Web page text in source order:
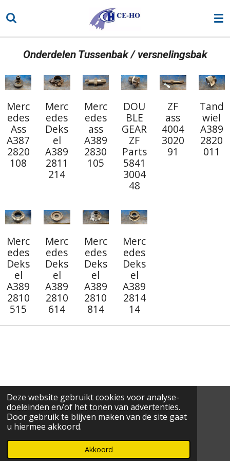
Deze website gebruikt cookies voor analyse-
doeleinden en/of het tonen van advertenties.
Door gebruik te blijven maken van de site gaat
u hiermee akkoord.
Akkoord
direct
naar
hoofdinhoud
Onderdelen Tussenbak / versnelingsbak
Merc
edes
Ass
A387
2820
108
Merc
edes
Deks
el
A389
2811
214
Merc
edes
ass
A389
2830
105
DOU
BLE
GEAR
ZF
Parts
5841
3004
48
ZF
ass
4004
3020
91
Tand
wiel
A389
2820
011
Merc
edes
Deks
el
A389
2810
515
Merc
edes
Deks
el
A389
2810
614
Merc
edes
Deks
el
A389
2810
814
Merc
edes
Deks
el
A389
2814
14
R
a
g
1
s
t
e
2
s
t
e
3
s
t
e
4
s
t
e
5
s
t
e
S
t
e
m
e
3 stemmen